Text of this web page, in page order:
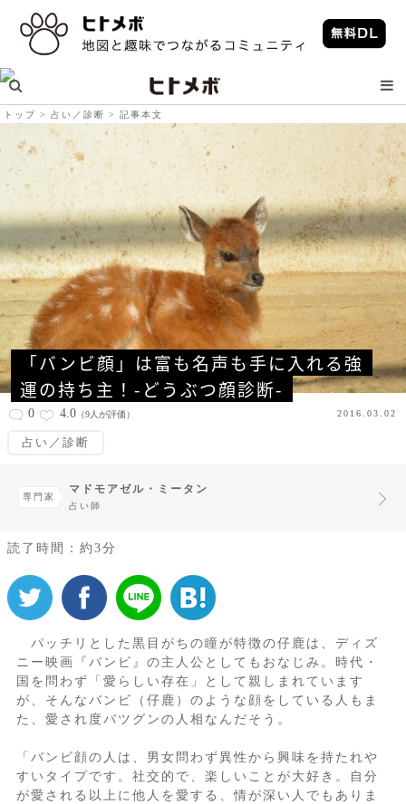
トップ 占い／診断 記事本文
「バンビ顔」は富も名声も手に入れる強
運の持ち主！-どうぶつ顔診断-
0 4.0 （9人が評価） 2016.03.02
占い／診断
専門家
マドモアゼル・ミータン
占い師
読了時間：約3分
パッチリとした黒目がちの瞳が特徴の仔鹿は、ディズ
ニー映画『バンビ』の主人公としてもおなじみ。時代・
国を問わず「愛らしい存在」として親しまれています
が、そんなバンビ（仔鹿）のような顔をしている人もま
た、愛され度バツグンの人相なんだそう。
「バンビ顔の人は、男女問わず異性から興味を持たれや
すいタイプです。社交的で、楽しいことが大好き。自分
が愛される以上に他人を愛する、情が深い人でもありま